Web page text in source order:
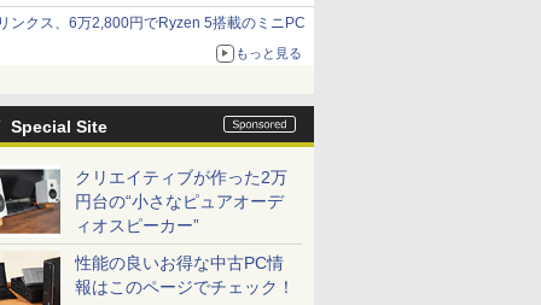
ンクス、6万2,800円でRyzen 5搭載のミニPC
もっと見る
Special Site
クリエイティブが作った2万
円台の“小さなピュアオーデ
ィオスピーカー”
性能の良いお得な中古PC情
報はこのページでチェック！